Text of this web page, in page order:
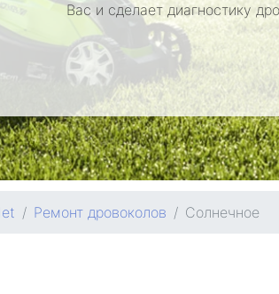
Вас и сделает диагностику
Ремонт дровоколов Солнечное